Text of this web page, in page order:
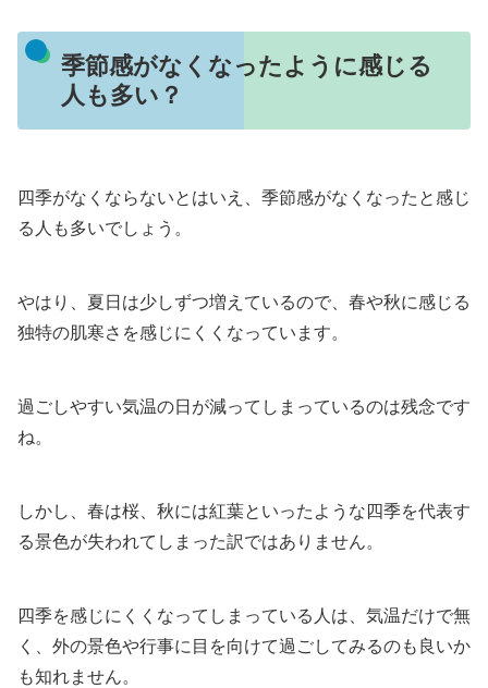
季節感がなくなったように感じる
人も多い？
四季がなくならないとはいえ、季節感がなくなったと感じ
る人も多いでしょう。
やはり、夏日は少しずつ増えているので、春や秋に感じる
独特の肌寒さを感じにくくなっています。
過ごしやすい気温の日が減ってしまっているのは残念です
ね。
しかし、春は桜、秋には紅葉といったような四季を代表す
る景色が失われてしまった訳ではありません。
四季を感じにくくなってしまっている人は、気温だけで無
く、外の景色や行事に目を向けて過ごしてみるのも良いか
も知れません。